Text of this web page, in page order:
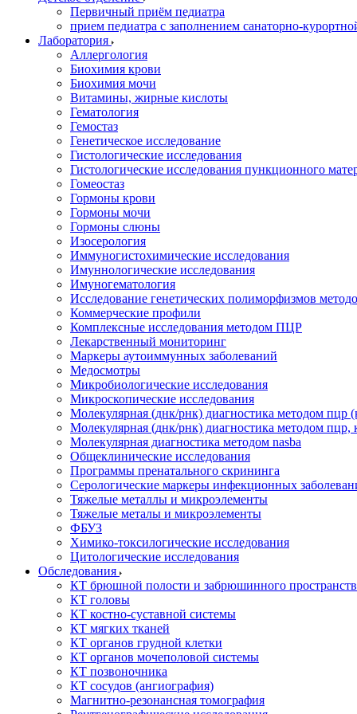
Первичный приём педиатра
прием педиатра с заполнением санаторно-
Лаборатория
Аллергология
Биохимия крови
Биохимия мочи
Витамины, жирные кислоты
Гематология
Гемостаз
Генетическое исследование
Гистологические исследования
Гистологические исследования пункционного
Гомеостаз
Гормоны крови
Гормоны мочи
Гормоны слюны
Изосерология
Иммуногистохимические исследования
Имуннологические исследования
Имуногематология
Исследование генетических полиморфизмов
Коммерческие профили
Комплексные исследования методом ПЦР
Лекарственный мониторинг
Маркеры аутоиммунных заболеваний
Медосмотры
Микробиологические исследования
Микроскопические исследования
Молекулярная (днк/рнк) диагностика методом пцр
Молекулярная (днк/рнк) диагностика методом пцр,
Молекулярная диагностика методом nasba
Общеклинические исследования
Программы пренатального скрининга
Серологические маркеры инфекционных
Тяжелые металлы и микроэлементы
Тяжелые металы и микроэлементы
ФБУЗ
Химико-токсилогические исследования
Цитологические исследования
Обследования
КТ брюшной полости и забрюшинного
КТ головы
КТ костно-суставной системы
КТ мягких тканей
КТ органов грудной клетки
КТ органов мочеполовой системы
КТ позвоночника
КТ сосудов (ангиография)
Магнитно-резонансная томография